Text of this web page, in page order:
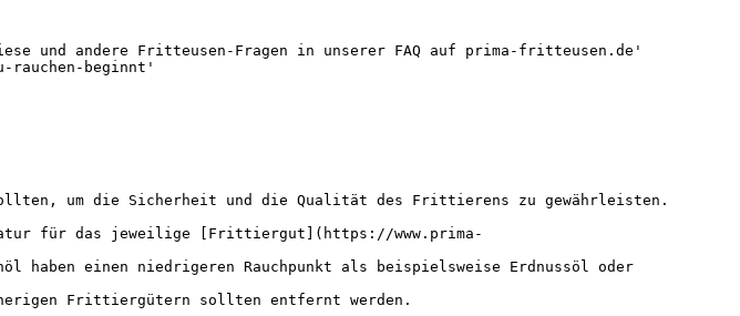
und andere Fritteusen-Fragen in unserer FAQ auf prima-fritteusen.de'
rauchen-beginnt'
sollten, um die Sicherheit und die Qualität des Frittierens zu gewährleisten.
für das jeweilige [Frittiergut](https://www.prima-
haben einen niedrigeren Rauchpunkt als beispielsweise Erdnussöl oder
Frittiergütern sollten entfernt werden.